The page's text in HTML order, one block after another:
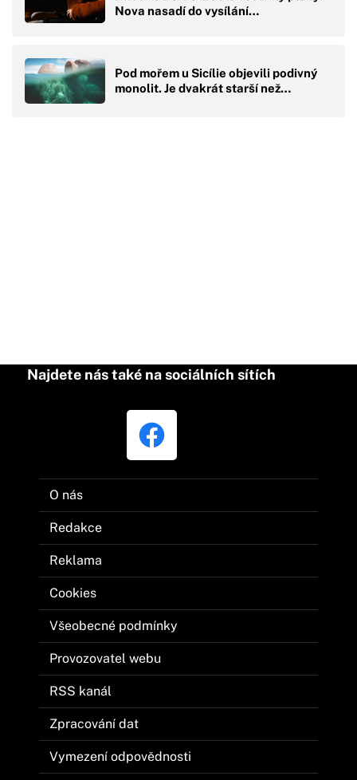
Nova nasadí do vysílání…
Pod mořem u Sicílie objevili podivný
monolit. Je dvakrát starší než…
Najdete nás také na sociálních sítích
O nás
Redakce
Reklama
Cookies
Všeobecné podmínky
Provozovatel webu
RSS kanál
Zpracování dat
Vymezení odpovědnosti